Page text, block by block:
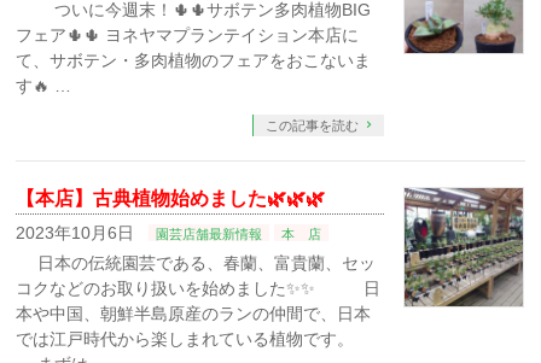
ついに今週末！🌵🌵サボテン多肉植物BIG
フェア🌵🌵⁡ ヨネヤマプランテイション本店に
て、サボテン・多肉植物のフェアをおこないま
す🔥⁡⁡ …
この記事を読む
【本店】古典植物始めました🌿🌿🌿
2023年10月6日 園芸店舗最新情報 本 店
日本の伝統園芸である、春蘭、富貴蘭、セッ
コクなどのお取り扱いを始めました✨✨ 日
本や中国、朝鮮半島原産のランの仲間で、日本
では江戸時代から楽しまれている植物です。⁡